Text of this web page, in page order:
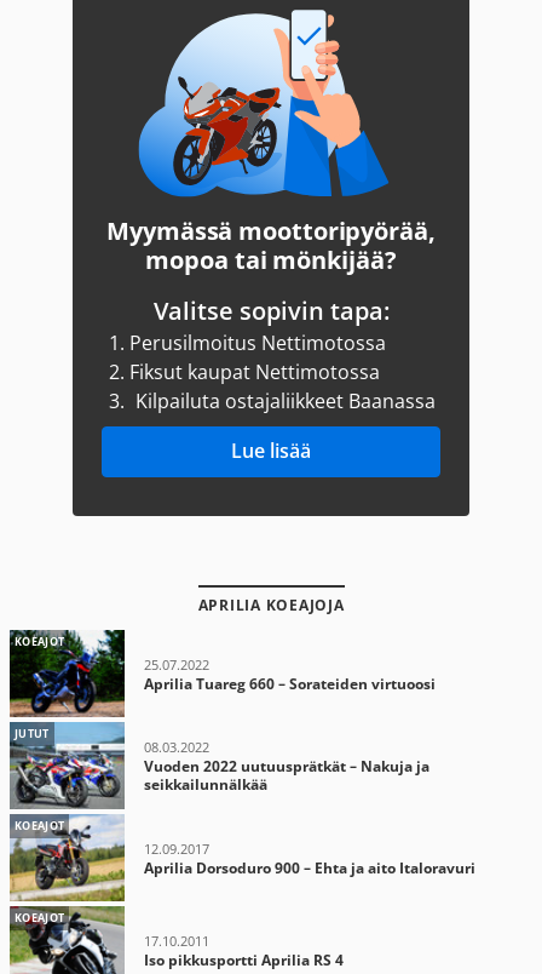
Myymässä moottoripyörää,
mopoa tai mönkijää?
Valitse sopivin tapa:
1. Perusilmoitus Nettimotossa
2. Fiksut kaupat Nettimotossa
3. Kilpailuta ostajaliikkeet Baanassa
Lue lisää
APRILIA KOEAJOJA
KOEAJOT
25.07.2022
Aprilia Tuareg 660 – Sorateiden virtuoosi
JUTUT
08.03.2022
Vuoden 2022 uutuusprätkät – Nakuja ja
seikkailunnälkää
KOEAJOT
12.09.2017
Aprilia Dorsoduro 900 – Ehta ja aito Italoravuri
KOEAJOT
17.10.2011
Iso pikkusportti Aprilia RS 4